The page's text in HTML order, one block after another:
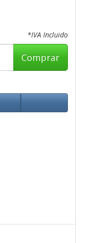
*IVA Incluido
Comprar